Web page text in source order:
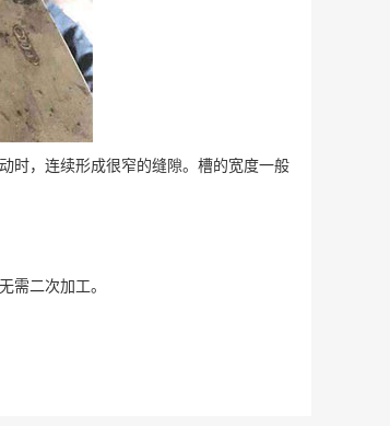
，连续形成很窄的缝隙。槽的宽度一般
二次加工。